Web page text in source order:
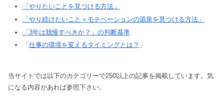
「やりたいことを見つける方法」
「やり続けたいこと＝モチベーションの源泉を見つける方法」
「3年は我慢すべきか？」の判断基準
「 仕事の環境を変えるタイミングとは？ 」
当サイトでは以下のカテゴリーで250以上の記事を掲載しています。気
になる内容があれば参照下さい。